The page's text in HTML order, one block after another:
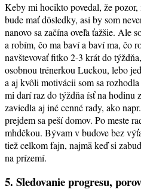
Keby mi hocikto povedal, že
bude mať dôsledky, asi by som
nanovo sa začína oveľa ťažšie. Ale
a robím, čo ma baví a baví ma, čo
navštevovať fitko 2-3 krát do
osobnou trénerkou Luckou, lebo
a aj kvôli motivácii som sa
mi darí raz do týždňa ísť na hodinu
zaviedla aj iné cenné rady, ako
prejdem sa peší domov. Po meste
mhdčkou. Bývam v budove bez
tiež celkom fajn, najmä keď si
na prízemí.
5. Sledovanie progresu,